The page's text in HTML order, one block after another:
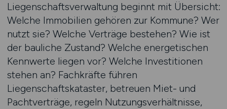
Liegenschaftsverwaltung beginnt mit Übersicht:
Welche Immobilien gehören zur Kommune? Wer
nutzt sie? Welche Verträge bestehen? Wie ist
der bauliche Zustand? Welche energetischen
Kennwerte liegen vor? Welche Investitionen
stehen an? Fachkräfte führen
Liegenschaftskataster, betreuen Miet- und
Pachtverträge, regeln Nutzungsverhältnisse,